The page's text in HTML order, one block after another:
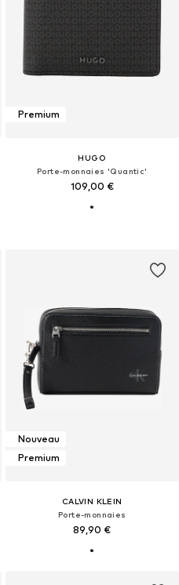
Premium
HUGO
Porte-monnaies 'Quantic'
109,00 €
Nouveau
Premium
CALVIN KLEIN
Porte-monnaies
89,90 €